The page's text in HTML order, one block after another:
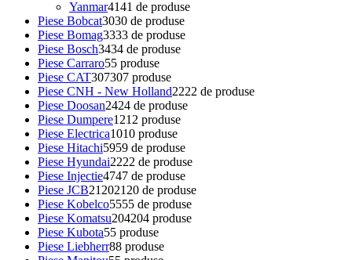
Yanmar4141 de produse
Piese Bobcat3030 de produse
Piese Bomag3333 de produse
Piese Bosch3434 de produse
Piese Carraro55 produse
Piese CAT307307 produse
Piese CNH - New Holland2222 de produse
Piese Doosan2424 de produse
Piese Dumpere1212 produse
Piese Electrica1010 produse
Piese Hitachi5959 de produse
Piese Hyundai2222 de produse
Piese Injectie4747 de produse
Piese JCB21202120 de produse
Piese Kobelco5555 de produse
Piese Komatsu204204 produse
Piese Kubota55 produse
Piese Liebherr88 produse